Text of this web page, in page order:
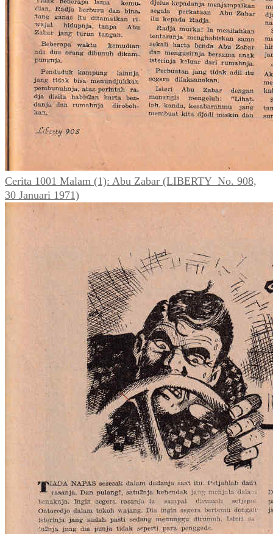
Cerita 1001 Malam (1): Abu Zabar (LIBERTY_No. 908,
30 Januari 1971)